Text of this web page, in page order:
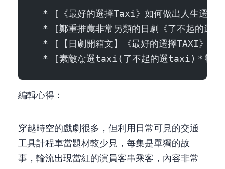
* [《最好的選擇Taxi》如何做出人生
* [鄭重推薦非常另類的日劇《了不起的
* [【日劇開箱文】《最好的選擇TAXI
* [素敵な選taxi(了不起的選taxi)
編輯心得：
穿越時空的戲劇很多，但利用日常可見的交通
工具(計程車)當題材較少見，每集是單獨的故
事，輪流出現當紅的演員客串乘客，內容非常